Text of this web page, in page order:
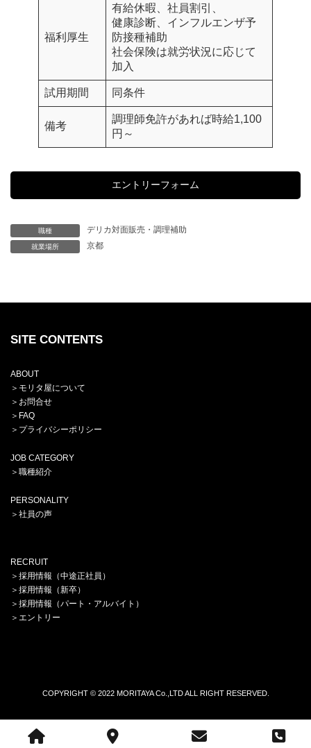
福利厚生
有給休暇、社員割引、
健康診断、インフルエンザ予
防接種補助
社会保険は就労状況に応じて
加入
試用期間 同条件
備考
調理師免許があれば時給1,100
円～
エントリーフォーム
職種 デリカ対面販売・調理補助
就業場所 京都
SITE CONTENTS
ABOUT
＞ モリタ屋について
＞ お問合せ
＞ FAQ
＞プライバシーポリシー
JOB CATEGORY
＞ 職種紹介
PERSONALITY
＞ 社員の声
RECRUIT
＞ 採用情報（中途正社員）
＞ 採用情報（新卒）
＞ 採用情報（パート・アルバイト）
＞ エントリー
COPYRIGHT © 2022 MORITAYA Co.,LTD ALL RIGHT RESERVED.